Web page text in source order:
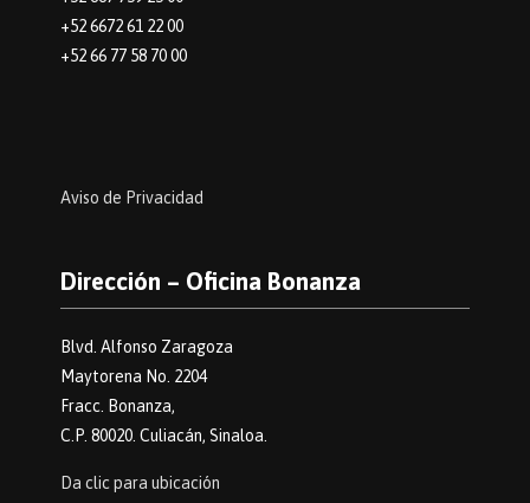
+52 6672 61 22 00
+52 66 77 58 70 00
Aviso de Privacidad
Dirección – Oficina Bonanza
Blvd. Alfonso Zaragoza
Maytorena No. 2204
Fracc. Bonanza,
C.P. 80020. Culiacán, Sinaloa.
Da clic para ubicación